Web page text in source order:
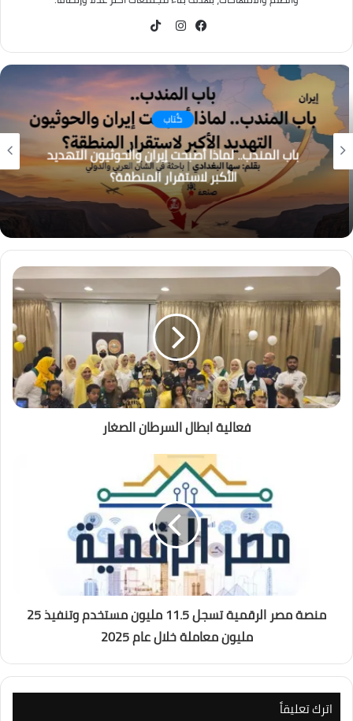
كُتاب
باب المندب.. لماذا أصبحت إيران والحوثيون التهديد
الأكبر لاستقرار المنطقة؟
فعالية ابطال السرطان الصغار
منصة مصر الرقمية تسجل 11.5 مليون مستخدم وتنفيذ 25
مليون معاملة خلال عام 2025
اترك تعليقاً